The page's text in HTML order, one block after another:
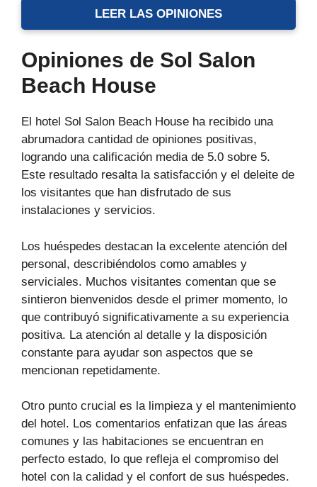
LEER LAS OPINIONES
Opiniones de Sol Salon
Beach House
El hotel Sol Salon Beach House ha recibido una
abrumadora cantidad de opiniones positivas,
logrando una calificación media de 5.0 sobre 5.
Este resultado resalta la satisfacción y el deleite de
los visitantes que han disfrutado de sus
instalaciones y servicios.
Los huéspedes destacan la excelente atención del
personal, describiéndolos como amables y
serviciales. Muchos visitantes comentan que se
sintieron bienvenidos desde el primer momento, lo
que contribuyó significativamente a su experiencia
positiva. La atención al detalle y la disposición
constante para ayudar son aspectos que se
mencionan repetidamente.
Otro punto crucial es la limpieza y el mantenimiento
del hotel. Los comentarios enfatizan que las áreas
comunes y las habitaciones se encuentran en
perfecto estado, lo que refleja el compromiso del
hotel con la calidad y el confort de sus huéspedes.